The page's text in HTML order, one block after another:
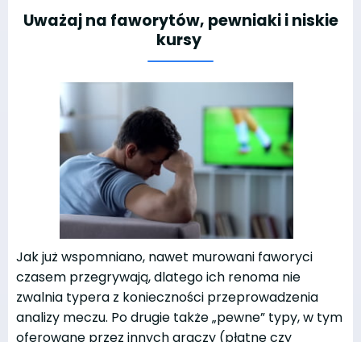
Uważaj na faworytów, pewniaki i niskie
kursy
Jak już wspomniano, nawet murowani faworyci
czasem przegrywają, dlatego ich renoma nie
zwalnia typera z konieczności przeprowadzenia
analizy meczu. Po drugie także „pewne” typy, w tym
oferowane przez innych graczy (płatne czy